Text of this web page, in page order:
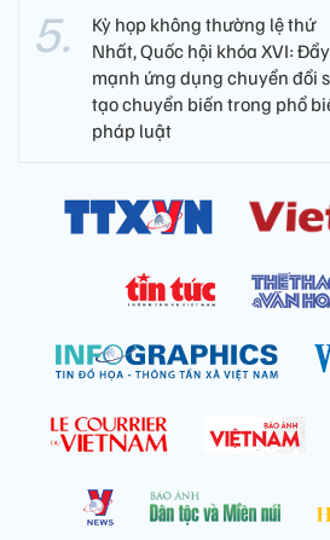
Kỳ họp không thường lệ thứ
Nhất, Quốc hội khóa XVI: Đẩy
mạnh ứng dụng chuyển đổi
tạo chuyển biến trong phổ
pháp luật